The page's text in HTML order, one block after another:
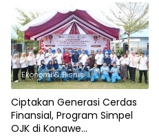
Ekonomi & Bisnis
Ciptakan Generasi Cerdas
Finansial, Program Simpel
OJK di Konawe